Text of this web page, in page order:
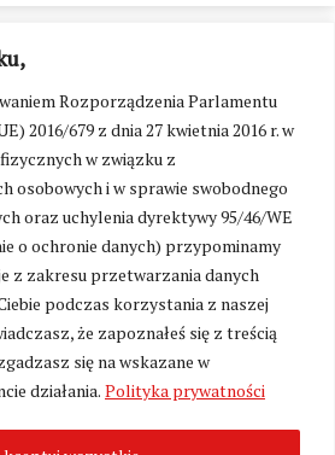
Rozporządzenia Parlamentu
2016/679 z dnia 27 kwietnia 2016 r. w
w związku z
osobowych i w sprawie swobodnego
oraz uchylenia dyrektywy 95/46/WE
o ochronie danych) przypominamy
z zakresu przetwarzania danych
podczas korzystania z naszej
że zapoznałeś się z treścią
się na wskazane w
działania. Polityka prywatności
ustawienia cookies